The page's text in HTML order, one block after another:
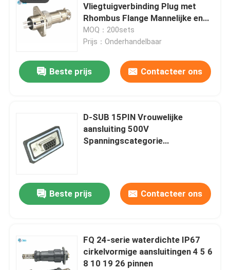
Vliegtuigverbinding Plug met
Rhombus Flange Mannelijke en
vrouwelijke sets
MOQ：200sets
Prijs：Onderhandelbaar
Beste prijs Contacteer ons
D-SUB 15PIN Vrouwelijke
aansluiting 500V
Spanningscategorie
Beste prijs Contacteer ons
FQ 24-serie waterdichte IP67
cirkelvormige aansluitingen 4 5 6
8 10 19 26 pinnen